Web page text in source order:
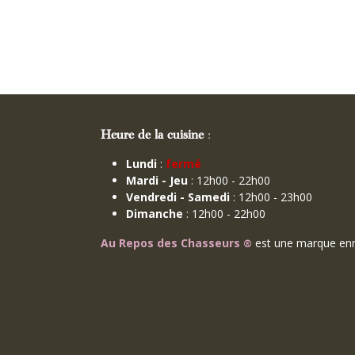
Heure de la cuisine:
Lundi : fermé
Mardi - Jeu : 12h00 - 22h00
Vendredi - Samedi : 12h00 - 23h00
Dimanche : 12h00 - 22h00
Au Repos des Chasseurs ® est une marque